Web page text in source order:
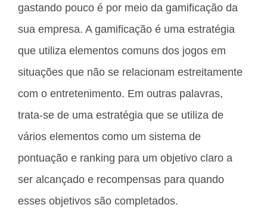
gastando pouco é por meio da gamificação da
sua empresa. A gamificação é uma estratégia
que utiliza elementos comuns dos jogos em
situações que não se relacionam estreitamente
com o entretenimento. Em outras palavras,
trata-se de uma estratégia que se utiliza de
vários elementos como um sistema de
pontuação e ranking para um objetivo claro a
ser alcançado e recompensas para quando
esses objetivos são completados.